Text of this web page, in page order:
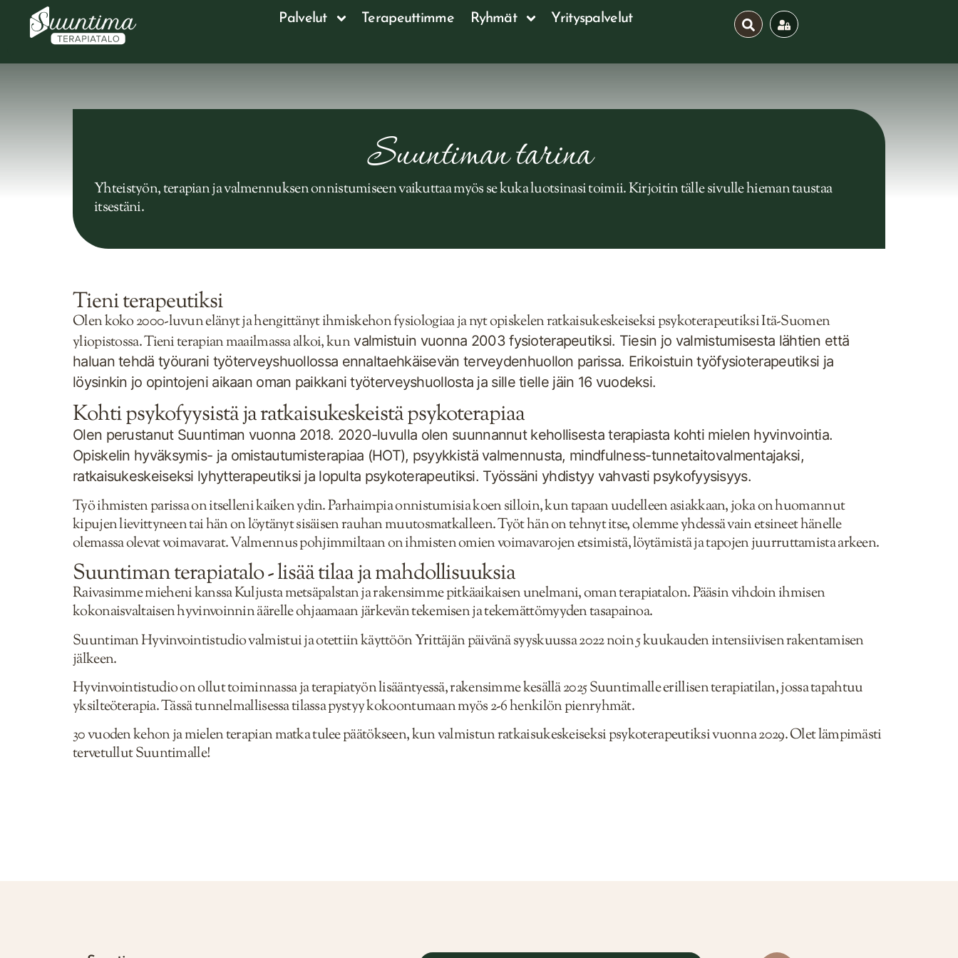
Palvelut Terapeuttimme Ryhmät Yrityspalvelut
Suuntiman tarina
Yhteistyön, terapian ja valmennuksen onnistumiseen vaikuttaa myös se kuka luotsinasi toimii. Kirjoitin tälle sivulle hieman taustaa
itsestäni.
Tieni terapeutiksi
Olen koko 2000-luvun elänyt ja hengittänyt ihmiskehon fysiologiaa ja nyt opiskelen ratkaisukeskeiseksi psykoterapeutiksi Itä-Suomen
yliopistossa. Tieni terapian maailmassa alkoi, kunvalmistuin vuonna 2003 fysioterapeutiksi. Tiesin jo valmistumisesta lähtien että
haluan tehdä työurani työterveyshuollossa ennaltaehkäisevän terveydenhuollon parissa. Erikoistuin työfysioterapeutiksi ja
löysinkin jo opintojeni aikaan oman paikkani työterveyshuollosta ja sille tielle jäin 16 vuodeksi.
Kohti psykofyysistä ja ratkaisukeskeistä psykoterapiaa
Olen perustanut Suuntiman vuonna 2018. 2020-luvulla olen suunnannut kehollisesta terapiasta kohti mielen hyvinvointia.
Opiskelin hyväksymis- ja omistautumisterapiaa (HOT), psyykkistä valmennusta, mindfulness-tunnetaitovalmentajaksi,
ratkaisukeskeiseksi lyhytterapeutiksi ja lopulta psykoterapeutiksi. Työssäni yhdistyy vahvasti psykofyysisyys.
Työ ihmisten parissa on itselleni kaiken ydin. Parhaimpia onnistumisia koen silloin, kun tapaan uudelleen asiakkaan, joka on huomannut
kipujen lievittyneen tai hän on löytänyt sisäisen rauhan muutosmatkalleen. Työt hän on tehnyt itse, olemme yhdessä vain etsineet hänelle
olemassa olevat voimavarat. Valmennus pohjimmiltaan on ihmisten omien voimavarojen etsimistä, löytämistä ja tapojen juurruttamista arkeen.
Suuntiman terapiatalo - lisää tilaa ja mahdollisuuksia
Raivasimme mieheni kanssa Kuljusta metsäpalstan ja rakensimme pitkäaikaisen unelmani, oman terapiatalon. Pääsin vihdoin ihmisen
kokonaisvaltaisen hyvinvoinnin äärelle ohjaamaan järkevän tekemisen ja tekemättömyyden tasapainoa.
Suuntiman Hyvinvointistudio valmistui ja otettiin käyttöön Yrittäjän päivänä syyskuussa 2022 noin 5 kuukauden intensiivisen rakentamisen
jälkeen.
Hyvinvointistudio on ollut toiminnassa ja terapiatyön lisääntyessä, rakensimme kesällä 2025 Suuntimalle erillisen terapiatilan, jossa tapahtuu
yksilteöterapia. Tässä tunnelmallisessa tilassa pystyy kokoontumaan myös 2-6 henkilön pienryhmät.
30 vuoden kehon ja mielen terapian matka tulee päätökseen, kun valmistun ratkaisukeskeiseksi psykoterapeutiksi vuonna 2029. Olet lämpimästi
tervetullut Suuntimalle!